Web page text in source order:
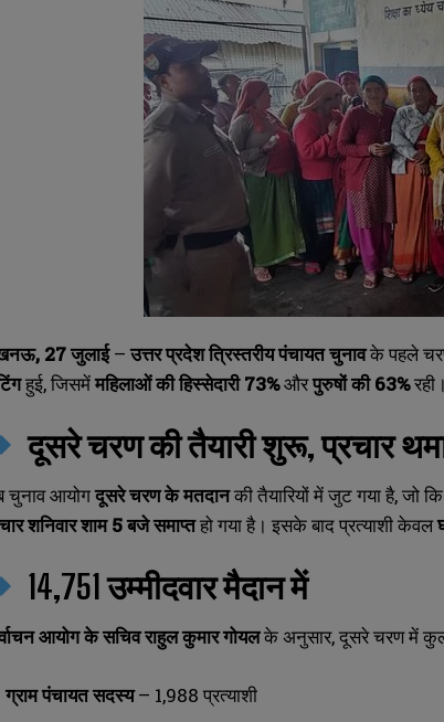
*
N
*
N
27जुलाई– उत्तर प्रदेश त्रिस्तरीय पंचायत चुनावके पहले चरण
हुई, जिसमेंमहिलाओं की हिस्सेदारी 73%औरपुरुषों की 63%
दूसरे चरण की तैयारी शुरू,प्रचार
चुनाव आयोगदूसरे चरण के मतदानकी तैयारियों में जुट गया है, जो कि
शनिवार शाम 5बजे समाप्तहो गया है। इसके बाद प्रत्याशी केवल
14,751उम्मीदवार मैदान में
आयोग के सचिव राहुल कुमार गोयलके अनुसार, दूसरे चरण में
ग्राम पंचायत सदस्य– 1,988 प्रत्याशी